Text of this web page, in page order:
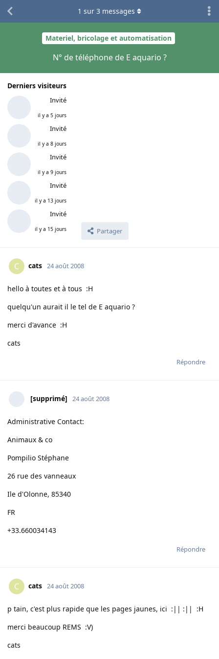
Materiel, bricolage et automatisation
N° de téléphone de E aquario ?
Derniers visiteurs
Invité
il y a 5 jours
Invité
il y a 8 jours
Invité
il y a 9 jours
Invité
il y a 13 jours
Invité
il y a 15 jours Partager
1 sur 3 messages
C cats 24 août 2008
hello à toutes et à tous :H
quelqu'un aurait il le tel de E aquario ?
merci d'avance :H
cats
Répondre
[supprimé] 24 août 2008
Administrative Contact:
Animaux & co
Pompilio Stéphane
26 rue des vanneaux
Ile d'Olonne, 85340
FR
+33.660034143
Répondre
C cats 24 août 2008
p tain, c'est plus rapide que les pages jaunes, ici :|| :|| :H
merci beaucoup REMS :V)
cats